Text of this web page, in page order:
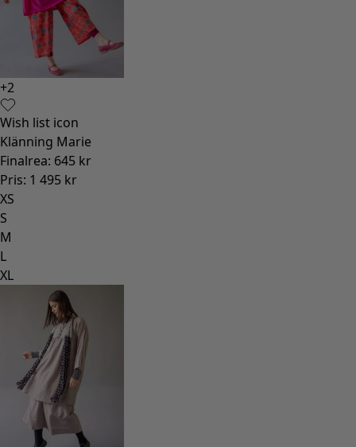
+2
Wish list icon
Klänning Marie
Finalrea: 645 kr
Pris: 1 495 kr
XS
S
M
L
XL